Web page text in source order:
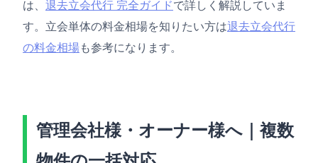
は、 退去立会代行 完全ガイドで詳しく解説していま
す。立会単体の料金相場を知りたい方は退去立会代行
の料金相場も参考になります。
管理会社様・オーナー様へ｜複数